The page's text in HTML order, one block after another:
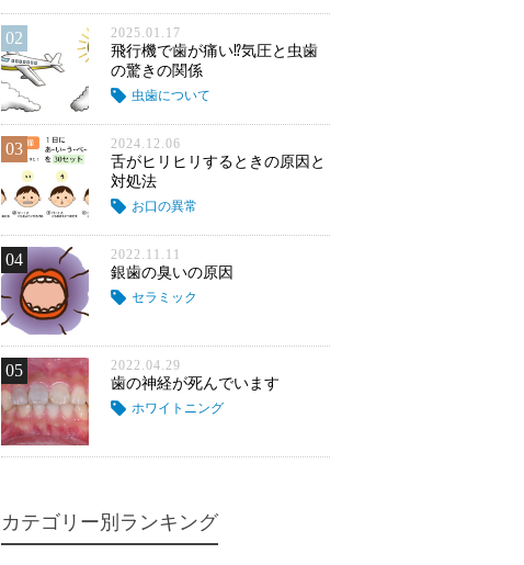
02 2025.01.17
飛行機で歯が痛い⁉気圧と虫歯
の驚きの関係
虫歯について
03 2024.12.06
舌がヒリヒリするときの原因と
対処法
お口の異常
04 2022.11.11
銀歯の臭いの原因
セラミック
05 2022.04.29
歯の神経が死んでいます
ホワイトニング
カテゴリー別ランキング